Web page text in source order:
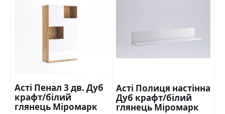
Асті Пенал 3 дв. Дуб
крафт/білий
глянець Міромарк
Асті Полиця настінна
Дуб крафт/білий
глянець Міромарк